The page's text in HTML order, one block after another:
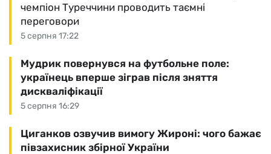
5 серпня 17:22
чемпіон Туреччини проводить таємні
переговори
5 серпня 16:29
Мудрик повернувся на футбольне поле:
українець вперше зіграв після зняття
дискваліфікації
Циганков озвучив вимогу Жироні: чого бажає
півзахисник збірної України